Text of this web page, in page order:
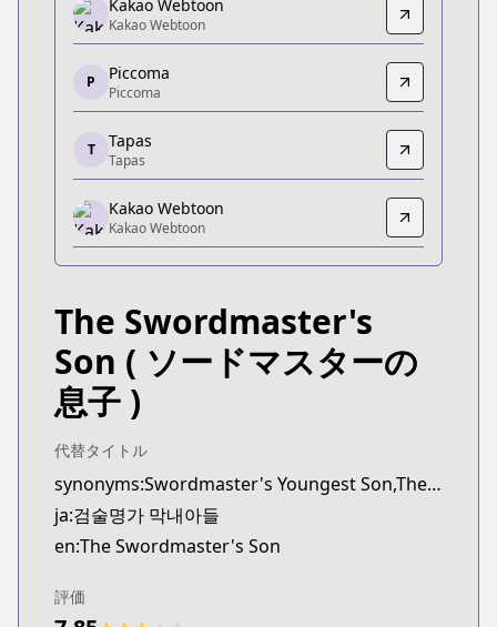
Kakao Webtoon
https://tw.kakaowebtoon.com/content/劍術名家的
Piccoma
Piccoma
https://piccoma.com/web/product/112347
Tapas
Tapas
https://tapas.io/series/the-swordmasters-son/info
Kakao Webtoon
Kakao Webtoon
KakaoPage
KakaoPage
https://page.kakao.com/content/59264548
Kakao Webtoon
Kakao Webtoon
P Piccoma
Piccoma
T Tapas
Tapas
Kakao Webtoon
Kakao Webtoon
The Swordmaster's
Son ( ソードマスターの
息子 )
代替タイトル
synonyms:Swordmaster's Youngest Son,The Youngest Son of a Master Swordsman,Geomsul Myeongga Mangnaeadeul
ja:검술명가 막내아들
en:The Swordmaster's Son
評価